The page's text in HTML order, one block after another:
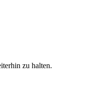
zu halten.